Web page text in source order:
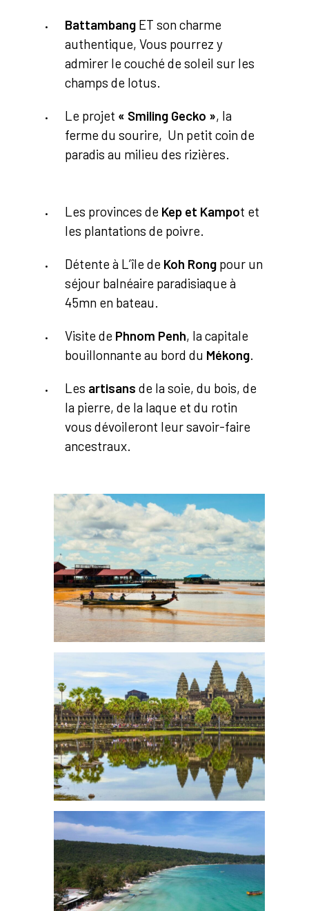
Battambang ET son charme
authentique, Vous pourrez y
admirer le couché de soleil sur les
champs de lotus.
Le projet « Smiling Gecko », la
ferme du sourire, Un petit coin de
paradis au milieu des rizières.
Les provinces de Kep et Kampot et
les plantations de poivre.
Détente à L’île de Koh Rong pour un
séjour balnéaire paradisiaque à
45mn en bateau.
Visite de Phnom Penh, la capitale
bouillonnante au bord du Mékong.
Les artisans de la soie, du bois, de
la pierre, de la laque et du rotin
vous dévoileront leur savoir-faire
ancestraux.